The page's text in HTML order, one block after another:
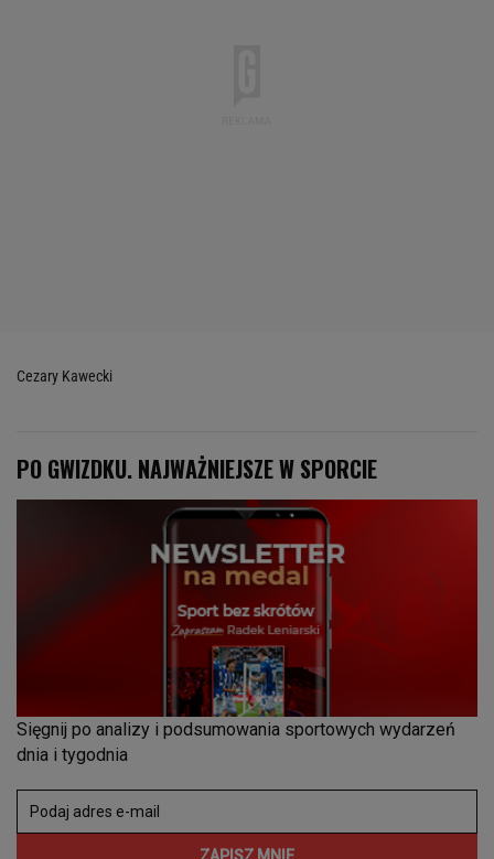
Cezary Kawecki